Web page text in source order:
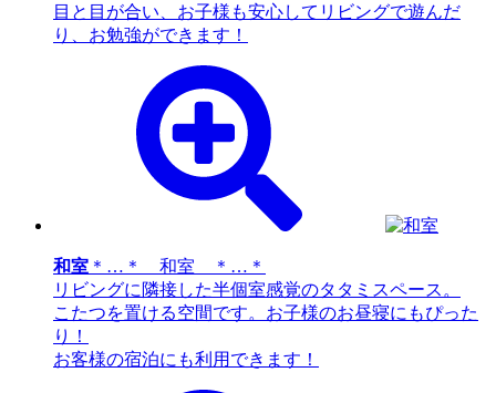
目と目が合い、お子様も安心してリビングで遊んだ
り、お勉強ができます！
和室 ＊…＊ 和室 ＊…＊
リビングに隣接した半個室感覚のタタミスペース。
こたつを置ける空間です。お子様のお昼寝にもぴった
り！
お客様の宿泊にも利用できます！